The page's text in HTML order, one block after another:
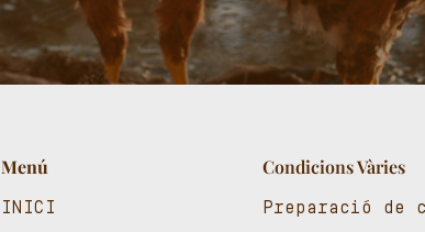
Menú
INICI
Condicions Vàries
Preparació de